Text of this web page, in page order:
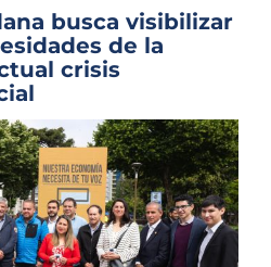
Somos
busca visibilizar
de la
crisis